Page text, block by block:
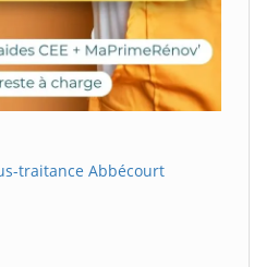
traitance Abbécourt